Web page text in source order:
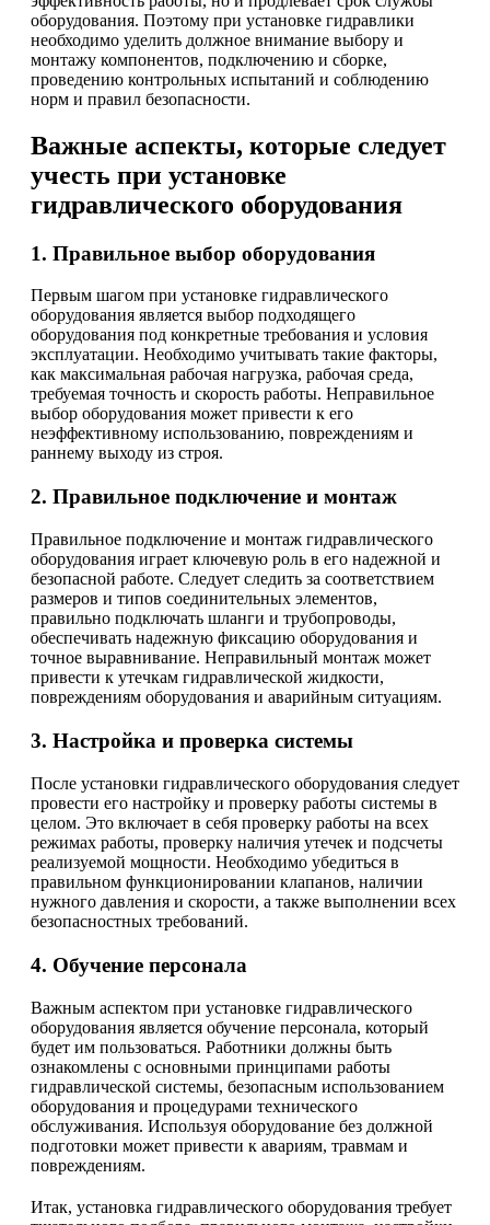
оборудования. Поэтому при установке гидравлики
необходимо уделить должное внимание выбору и
монтажу компонентов, подключению и сборке,
проведению контрольных испытаний и соблюдению
норм и правил безопасности.
Важные аспекты, которые следует
учесть при установке
гидравлического оборудования
1. Правильное выбор оборудования
Первым шагом при установке гидравлического
оборудования является выбор подходящего
оборудования под конкретные требования и условия
эксплуатации. Необходимо учитывать такие факторы,
как максимальная рабочая нагрузка, рабочая среда,
требуемая точность и скорость работы. Неправильное
выбор оборудования может привести к его
неэффективному использованию, повреждениям и
раннему выходу из строя.
2. Правильное подключение и монтаж
Правильное подключение и монтаж гидравлического
оборудования играет ключевую роль в его надежной и
безопасной работе. Следует следить за соответствием
размеров и типов соединительных элементов,
правильно подключать шланги и трубопроводы,
обеспечивать надежную фиксацию оборудования и
точное выравнивание. Неправильный монтаж может
привести к утечкам гидравлической жидкости,
повреждениям оборудования и аварийным ситуациям.
3. Настройка и проверка системы
После установки гидравлического оборудования следует
провести его настройку и проверку работы системы в
целом. Это включает в себя проверку работы на всех
режимах работы, проверку наличия утечек и подсчеты
реализуемой мощности. Необходимо убедиться в
правильном функционировании клапанов, наличии
нужного давления и скорости, а также выполнении всех
безопасностных требований.
4. Обучение персонала
Важным аспектом при установке гидравлического
оборудования является обучение персонала, который
будет им пользоваться. Работники должны быть
ознакомлены с основными принципами работы
гидравлической системы, безопасным использованием
оборудования и процедурами технического
обслуживания. Используя оборудование без должной
подготовки может привести к авариям, травмам и
повреждениям.
Итак, установка гидравлического оборудования требует